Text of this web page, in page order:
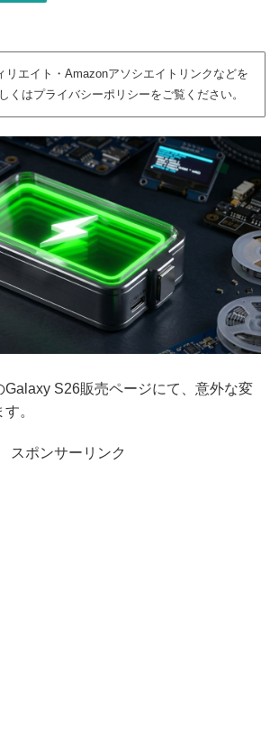
リエイト・Amazonアソシエイトリンクなどを
くはプライバシーポリシーをご覧ください。
Galaxy S26販売ページにて、意外な変
。
スポンサーリンク